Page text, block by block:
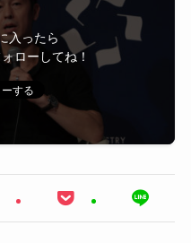
入ったら
ローしてね！